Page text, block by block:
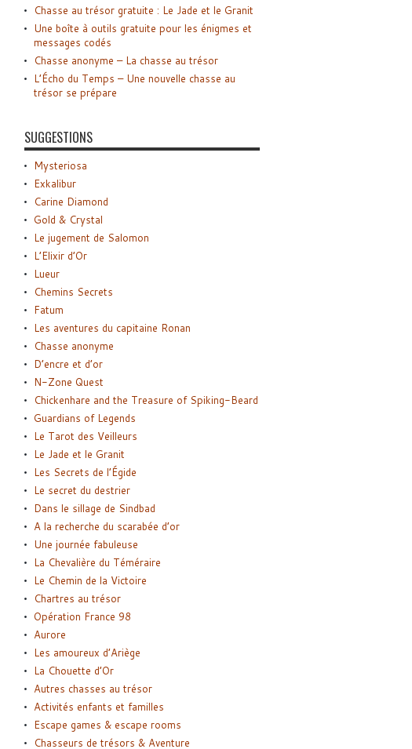
Chasse au trésor gratuite : Le Jade et le Granit
Une boîte à outils gratuite pour les énigmes et
messages codés
Chasse anonyme – La chasse au trésor
L’Écho du Temps – Une nouvelle chasse au
trésor se prépare
SUGGESTIONS
Mysteriosa
Exkalibur
Carine Diamond
Gold & Crystal
Le jugement de Salomon
L’Elixir d’Or
Lueur
Chemins Secrets
Fatum
Les aventures du capitaine Ronan
Chasse anonyme
D’encre et d’or
N-Zone Quest
Chickenhare and the Treasure of Spiking-Beard
Guardians of Legends
Le Tarot des Veilleurs
Le Jade et le Granit
Les Secrets de l’Égide
Le secret du destrier
Dans le sillage de Sindbad
A la recherche du scarabée d’or
Une journée fabuleuse
La Chevalière du Téméraire
Le Chemin de la Victoire
Chartres au trésor
Opération France 98
Aurore
Les amoureux d’Ariège
La Chouette d’Or
Autres chasses au trésor
Activités enfants et familles
Escape games & escape rooms
Chasseurs de trésors & Aventure